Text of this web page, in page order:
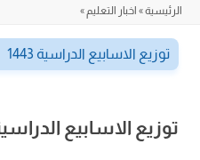
»اخبار التعليم»
الاسابيع الدراسية 1443
الاسابيع الدراسية 1443